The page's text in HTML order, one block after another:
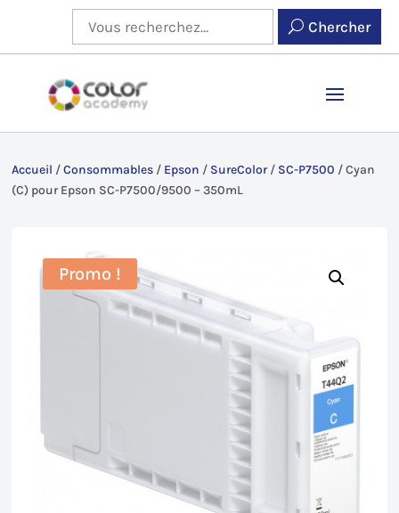
Chercher
Accueil /Consommables / Epson / SureColor/ SC-P7500 /Cyan
(C) pour Epson SC-P7500/9500 – 350mL
Promo !